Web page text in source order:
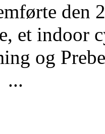
den
et indoor
og
...